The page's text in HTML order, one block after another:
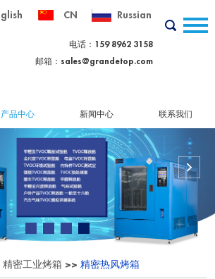
Russian
CN
电话：159 8962 3158
邮箱： sales@grandetop.com
产品中心 新闻中心 联系我们
精密工业烤箱 >>精密热风烤箱